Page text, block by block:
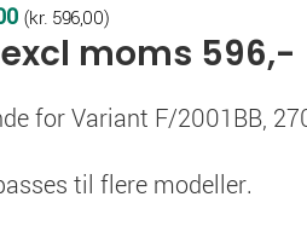
(kr. 596,00)
moms 596,-
for Variant F/2001BB,
til flere modeller.